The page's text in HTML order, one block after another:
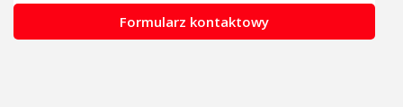
Formularz kontaktowy